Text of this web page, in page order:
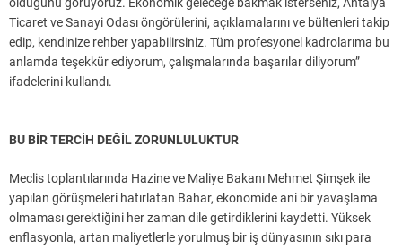
olduğunu görüyoruz. Ekonomik geleceğe bakmak isterseniz, Antalya
Ticaret ve Sanayi Odası öngörülerini, açıklamalarını ve bültenleri takip
edip, kendinize rehber yapabilirsiniz. Tüm profesyonel kadrolarıma bu
anlamda teşekkür ediyorum, çalışmalarında başarılar diliyorum”
ifadelerini kullandı.
BU BİR TERCİH DEĞİL ZORUNLULUKTUR
Meclis toplantılarında Hazine ve Maliye Bakanı Mehmet Şimşek ile
yapılan görüşmeleri hatırlatan Bahar, ekonomide ani bir yavaşlama
olmaması gerektiğini her zaman dile getirdiklerini kaydetti. Yüksek
enflasyonla, artan maliyetlerle yorulmuş bir iş dünyasının sıkı para